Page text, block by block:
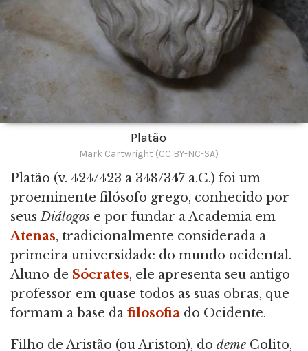
Platão
Mark Cartwright (CC BY-NC-SA)
Platão (v. 424/423 a 348/347 a.C.) foi um
proeminente filósofo grego, conhecido por
seusDiálogos e por fundar a Academia em
Atenas, tradicionalmente considerada a
primeira universidade do mundo ocidental.
Aluno de Sócrates, ele apresenta seu antigo
professor em quase todos as suas obras, que
formam a base da filosofia do Ocidente.
Filho de Aristão (ou Ariston), do deme Colito,